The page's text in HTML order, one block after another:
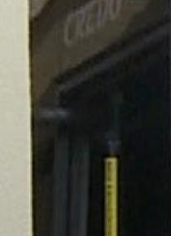
VÁROSUNKRÓL
LAKOSSÁGI
INFORMÁCIÓK